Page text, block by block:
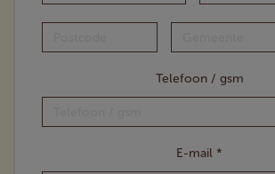
Telefoon / gsm
E-mail *